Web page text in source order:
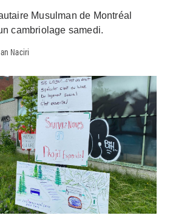
Musulman de Montréal
cambriolage samedi.
Naciri